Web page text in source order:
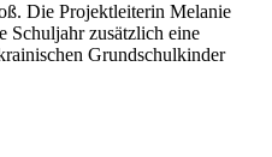
Die Projektleiterin Melanie
Schuljahr zusätzlich eine
Grundschulkinder